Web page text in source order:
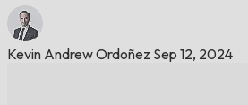
Kevin Andrew Ordoñez Sep 12, 2024